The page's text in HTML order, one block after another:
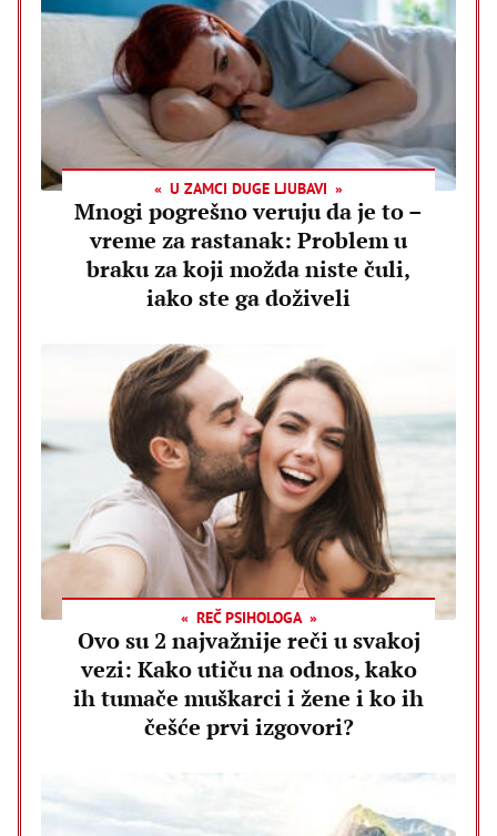
U ZAMCI DUGE LJUBAVI
Mnogi pogrešno veruju da je to –
vreme za rastanak: Problem u
braku za koji možda niste čuli,
iako ste ga doživeli
REČ PSIHOLOGA
Ovo su 2 najvažnije reči u svakoj
vezi: Kako utiču na odnos, kako
ih tumače muškarci i žene i ko ih
češće prvi izgovori?